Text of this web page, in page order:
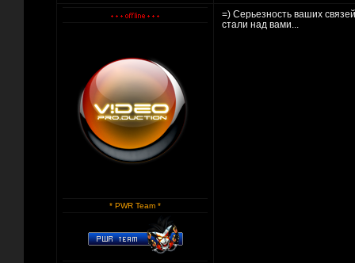
* PWR Team *
=) Серьезность ваших
стали над вами...